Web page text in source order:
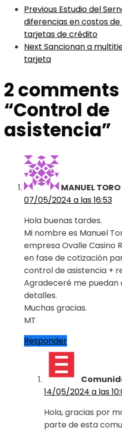
Previous Estudio del
diferencias en costos
tarjetas de crédito
Next Sancionan a
tarjeta
2
“Control de
asistencia”
MANUEL TORO
07/05/2024 a las 16:53
Hola buenas tardes.
Mi nombre es Manuel
empresa Ovalle Casino
en fase de cotización
control de asistencia +
Agradeceré me
detalles.
Muchas gracias.
MT
Responder
14/05/2024 a las
Hola, gracias por
parte de esta